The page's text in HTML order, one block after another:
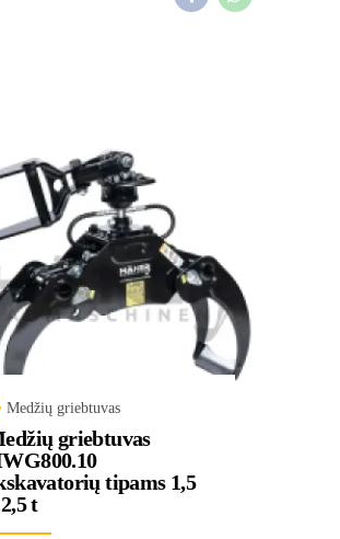
Medžių griebtuvas
griebtuvas
tipams 1,5
t